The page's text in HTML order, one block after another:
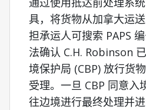
具，将货物从加拿大运
担承运人可搜索 PAPS
法确认 C.H. Robinson
境保护局 (CBP) 放行货
受理。一旦 CBP 同意入
往边境进行最终处理并进